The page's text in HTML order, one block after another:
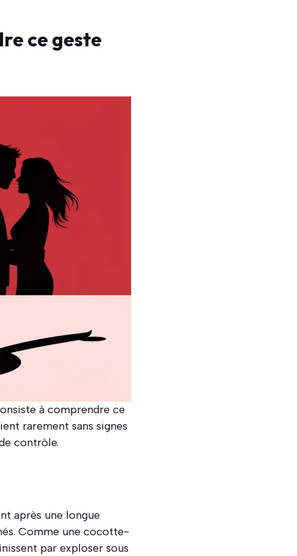
ce geste
à comprendre ce
rarement sans signes
contrôle.
après une longue
Comme une cocotte-
par exploser sous